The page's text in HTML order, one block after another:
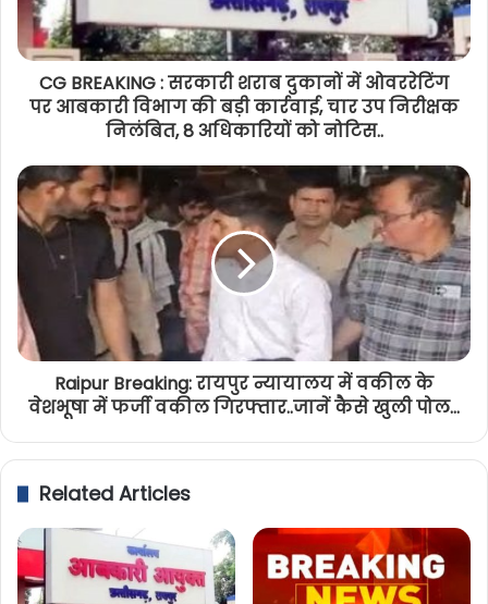
CG BREAKING : सरकारी शराब दुकानों में ओवररेटिंग
पर आबकारी विभाग की बड़ी कार्रवाई, चार उप निरीक्षक
निलंबित, 8 अधिकारियों को नोटिस..
Raipur Breaking: रायपुर न्यायालय में वकील के
वेशभूषा में फर्जी वकील गिरफ्तार..जानें कैसे खुली पोल...
Related Articles